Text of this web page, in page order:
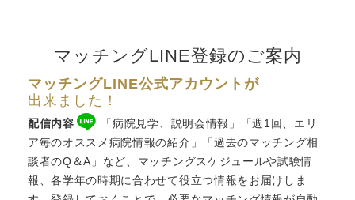
マッチングLINE登録のご案内
マッチングLINE公式アカウントが
出来ました！
配信内容
「病院見学、説明会情報」「週1回、エリ
ア毎のオススメ病院情報の紹介」「過去のマッチング相
談者のQ＆A」など、 マッチングスケジュールや試験情
報、各学年の時期に合わせて役立つ情報をお届けしま